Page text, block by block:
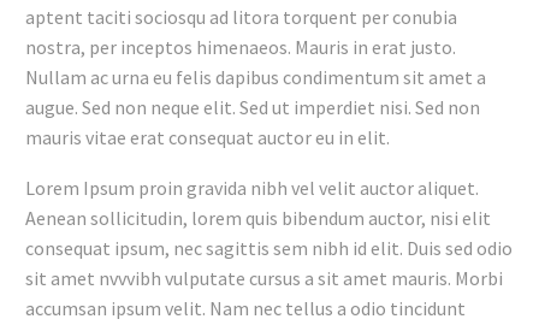
aptent taciti sociosqu ad litora torquent per conubia
nostra, per inceptos himenaeos. Mauris in erat justo.
Nullam ac urna eu felis dapibus condimentum sit amet a
augue. Sed non neque elit. Sed ut imperdiet nisi. Sed non
mauris vitae erat consequat auctor eu in elit.
Lorem Ipsum proin gravida nibh vel velit auctor aliquet.
Aenean sollicitudin, lorem quis bibendum auctor, nisi elit
consequat ipsum, nec sagittis sem nibh id elit. Duis sed odio
sit amet nvvvibh vulputate cursus a sit amet mauris. Morbi
accumsan ipsum velit. Nam nec tellus a odio tincidunt